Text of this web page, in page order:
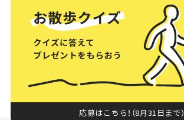
応募はこちら！（8月31日まで）